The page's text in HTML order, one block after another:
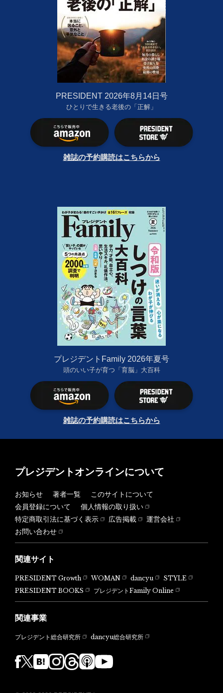
PRESIDENT 2026年8月14日号
ひとりで生きる老後の「正解」
雑誌の予約購読はこちらから
プレジデントFamily 2026年夏号
頭のいい子が育つ「育脳」大百科
雑誌の予約購読はこちらから
プレジデントオンラインについて
お知らせ 著者一覧
このサイトについて
会員登録について
個人情報の取り扱い
特定商取引法に基づく表示
広告掲載
運営会社
お問い合わせ
関連サイト
PRESIDENT Growth WOMAN dancyu
STYLE
PRESIDENT BOOKS
プレジデントFamily Online
関連事業
プレジデント総合研究所 dancyu総合研究所